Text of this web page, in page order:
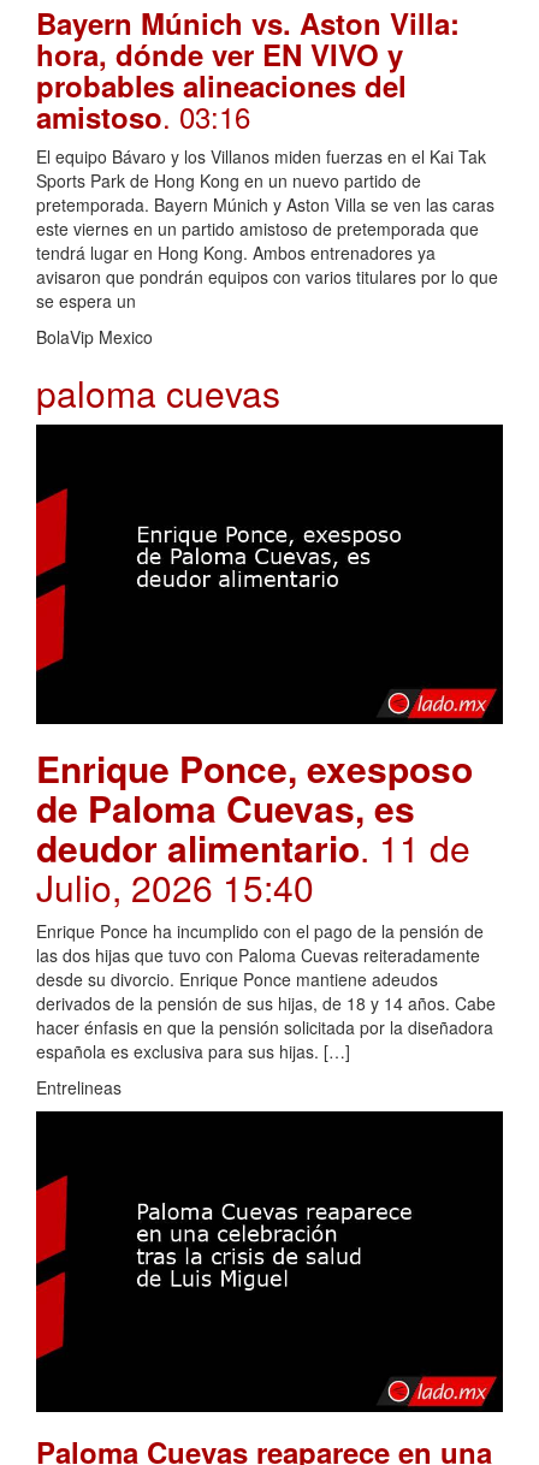
Bayern Múnich vs. Aston Villa:
hora, dónde ver EN VIVO y
probables alineaciones del
amistoso. 03:16
El equipo Bávaro y los Villanos miden fuerzas en el Kai Tak
Sports Park de Hong Kong en un nuevo partido de
pretemporada. Bayern Múnich y Aston Villa se ven las caras
este viernes en un partido amistoso de pretemporada que
tendrá lugar en Hong Kong. Ambos entrenadores ya
avisaron que pondrán equipos con varios titulares por lo que
se espera un
BolaVip Mexico
paloma cuevas
Enrique Ponce, exesposo
de Paloma Cuevas, es
deudor alimentario. 11 de
Julio, 2026 15:40
Enrique Ponce ha incumplido con el pago de la pensión de
las dos hijas que tuvo con Paloma Cuevas reiteradamente
desde su divorcio. Enrique Ponce mantiene adeudos
derivados de la pensión de sus hijas, de 18 y 14 años. Cabe
hacer énfasis en que la pensión solicitada por la diseñadora
española es exclusiva para sus hijas. […]
Entrelineas
Paloma Cuevas reaparece en una